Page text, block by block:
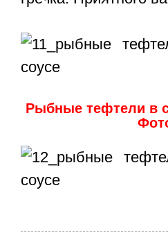
Рыбные тефтели в